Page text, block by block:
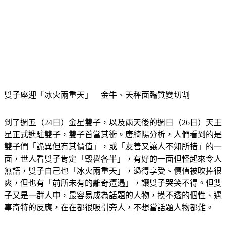
雙子座迎「冰火兩重天」　金牛、天秤面臨質變切割
到了週五（24日）金星雙子，以及兩天後的週日（26日）天王
星正式進駐雙子，雙子首當其衝。唐綺陽分析，人們看到的是
雙子們「詭異但有其價值」，或「友善又讓人不知所措」的一
面，世人看雙子肯定「毀譽各半」，有好的一面但怪起來令人
無語，雙子自己也「冰火兩重天」，過得享受、價值被吹捧很
爽，但也有「前所未有的離奇遭遇」，讓雙子哭笑不得。但雙
子又是一群人中，最容易成為話題的人物，摸不透的個性、遇
事奇特的反應，在在都很吸引旁人，不想當話題人物都難。